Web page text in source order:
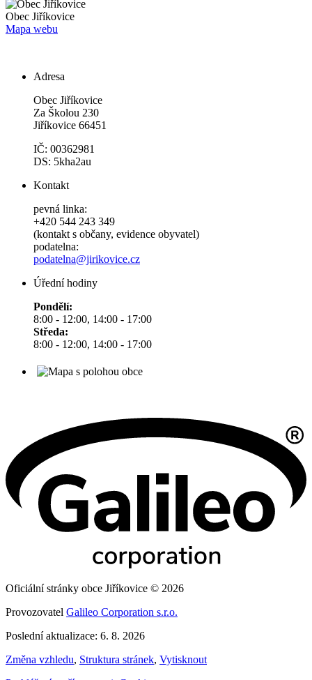
Obec Jiříkovice
Mapa webu
Adresa
Obec Jiříkovice
Za Školou 230
Jiříkovice 66451
IČ: 00362981
DS: 5kha2au
Kontakt
pevná linka:
+420 544 243 349
(kontakt s občany, evidence obyvatel)
podatelna:
podatelna@jirikovice.cz
Úřední hodiny
Pondělí:
8:00 - 12:00, 14:00 - 17:00
Středa:
8:00 - 12:00, 14:00 - 17:00
Oficiální stránky obce Jiříkovice © 2026
Provozovatel Galileo Corporation s.r.o.
Poslední aktualizace: 6. 8. 2026
Změna vzhledu, Struktura stránek, Vytisknout